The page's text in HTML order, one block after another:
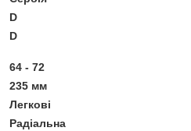
D
D
64 - 72
235 мм
Легкові
Радіальна